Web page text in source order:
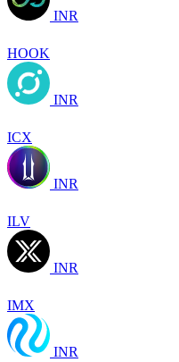
INR
HOOK
INR
ICX
INR
ILV
INR
IMX
INR